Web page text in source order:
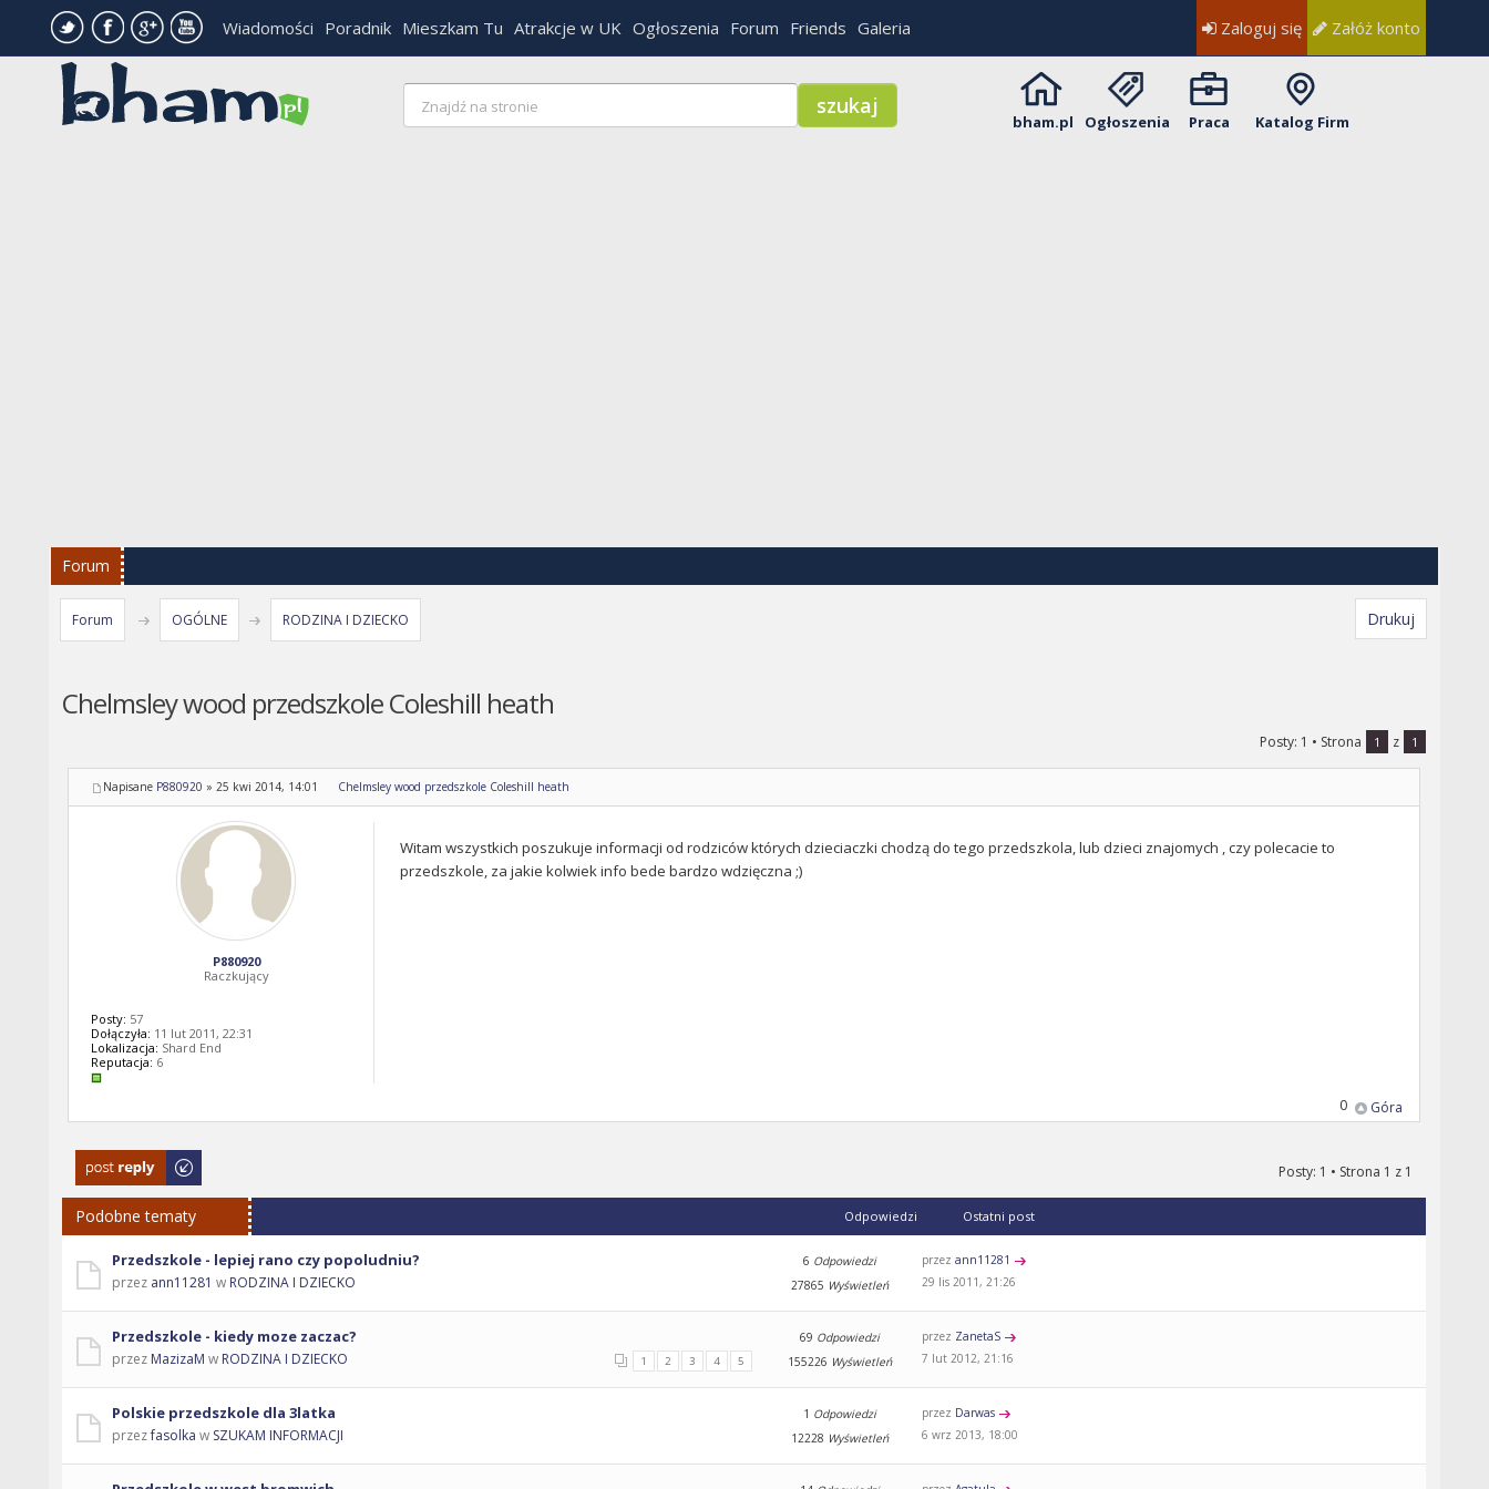
Wiadomości Poradnik Mieszkam Tu Atrakcje w UK Ogłoszenia Forum Friends Galeria Zaloguj się Załóż konto
bham.pl Ogłoszenia Praca Katalog Firm
Forum
Forum OGÓLNE RODZINA I DZIECKO Drukuj
Chelmsley wood przedszkole Coleshill heath
Posty: 1 • Strona 1 z 1
Napisane P880920 » 25 kwi 2014, 14:01 Chelmsley wood przedszkole Coleshill heath
Witam wszystkich poszukuje informacji od rodziców których dzieciaczki chodzą do tego przedszkola, lub dzieci znajomych , czy polecacie to
przedszkole, za jakie kolwiek info bede bardzo wdzięczna ;)
P880920
Raczkujący
Posty: 57
Dołączyła: 11 lut 2011, 22:31
Lokalizacja: Shard End
Reputacja: 6
Góra
0
Odpowiedz
Posty: 1 • Strona 1 z 1
Podobne tematy Odpowiedzi Ostatni post
Przedszkole - lepiej rano czy popoludniu?
przez ann11281 w RODZINA I DZIECKO
6 Odpowiedzi
27865 Wyświetleń
przezann11281
29 lis 2011, 21:26
Przedszkole - kiedy moze zaczac?
1 2 3 4 5
przez MazizaM w RODZINA I DZIECKO
69 Odpowiedzi
155226 Wyświetleń
przez ZanetaS
7 lut 2012, 21:16
Polskie przedszkole dla 3latka
przezfasolka w SZUKAM INFORMACJI
1 Odpowiedzi
12228 Wyświetleń
przez Darwas
6 wrz 2013, 18:00